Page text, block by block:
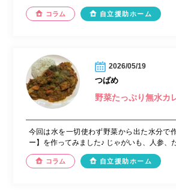
コラム 自立援助ホーム
2026/05/19
つばめ
野菜たっぷり無水カ
今回は水を一切使わず野菜から出た水分で
ー】を作ってみました♪ じゃがいも、人参、
コラム 自立援助ホーム